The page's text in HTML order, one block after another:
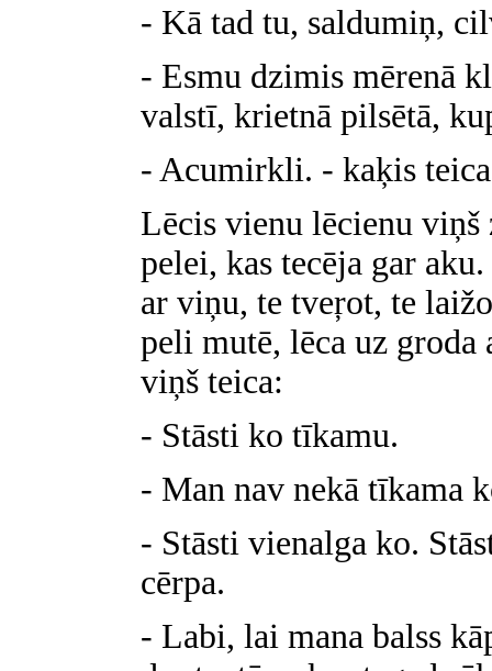
- Kā tad tu, saldumiņ,
- Esmu dzimis mērenā
valstī, krietnā pilsētā,
- Acumirkli. - kaķis
Lēcis vienu lēcienu
pelei, kas tecēja gar
ar viņu, te tveŗot, te
peli mutē, lēca uz groda
viņš teica:
- Stāsti ko tīkamu.
- Man nav nekā tīkama
- Stāsti vienalga ko.
cērpa.
- Labi, lai mana balss